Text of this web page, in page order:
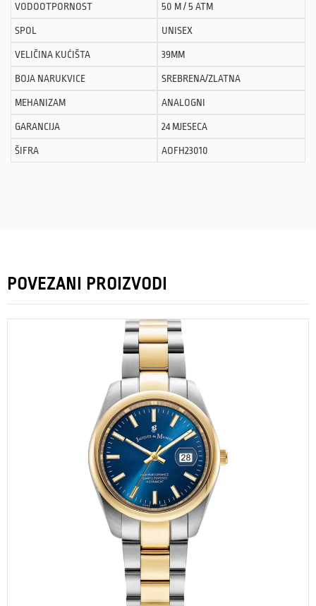
VODOOTPORNOST 50 M / 5 ATM
SPOL UNISEX
VELIČINA KUĆIŠTA 39MM
BOJA NARUKVICE SREBRENA/ZLATNA
MEHANIZAM ANALOGNI
GARANCIJA 24 MJESECA
ŠIFRA AOFH23010
POVEZANI PROIZVODI